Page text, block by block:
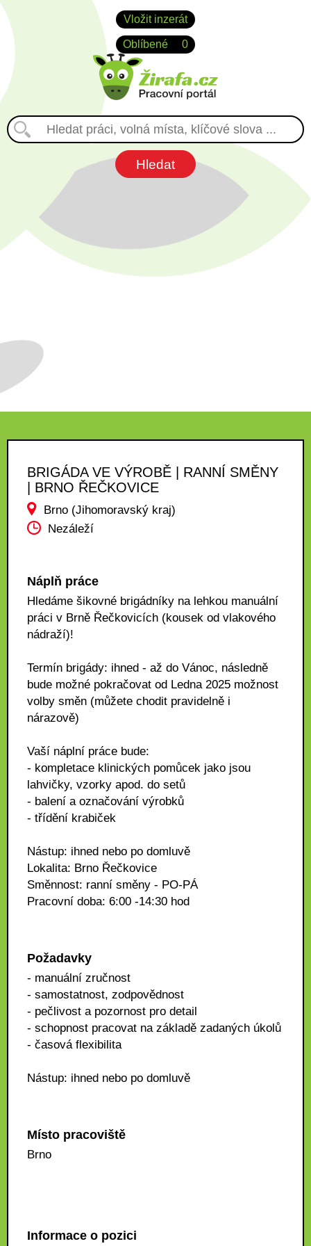
Vložit inzerát
Oblíbené 0
BRIGÁDA VE VÝROBĚ | RANNÍ SMĚNY
| BRNO ŘEČKOVICE
Brno (Jihomoravský kraj)
Nezáleží
Náplň práce
Hledáme šikovné brigádníky na lehkou manuální
práci v Brně Řečkovicích (kousek od vlakového
nádraží)!
Termín brigády: ihned - až do Vánoc, následně
bude možné pokračovat od Ledna 2025 možnost
volby směn (můžete chodit pravidelně i
nárazově)
Vaší náplní práce bude:
- kompletace klinických pomůcek jako jsou
lahvičky, vzorky apod. do setů
- balení a označování výrobků
- třídění krabiček
Nástup: ihned nebo po domluvě
Lokalita: Brno Řečkovice
Směnnost: ranní směny - PO-PÁ
Pracovní doba: 6:00 -14:30 hod
Požadavky
- manuální zručnost
- samostatnost, zodpovědnost
- pečlivost a pozornost pro detail
- schopnost pracovat na základě zadaných úkolů
- časová flexibilita
Nástup: ihned nebo po domluvě
Místo pracoviště
Brno
Informace o pozici